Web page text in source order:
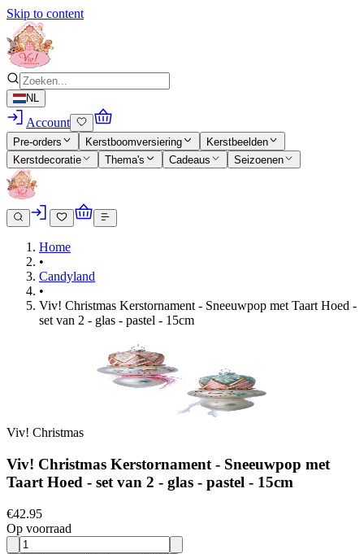
Skip to content
NL
Account
Pre-orders Kerstboomversiering
Kerstbeelden
Kerstdecoratie
Thema's Cadeaus Seizoenen
Home
•
Candyland
•
Viv! Christmas Kerstornament - Sneeuwpop met Taart Hoed -
set van 2 - glas - pastel - 15cm
Viv! Christmas
Viv! Christmas Kerstornament - Sneeuwpop met
Taart Hoed - set van 2 - glas - pastel - 15cm
€42.95
Op voorraad